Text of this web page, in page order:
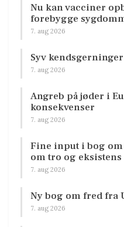
Nu kan vacciner
forebygge
7. aug 2026
Syv
7. aug 2026
Angreb på jøder i
konsekvenser
7. aug 2026
Fine input i bog
om tro og eksistens
7. aug 2026
Ny bog om fred fra
7. aug 2026